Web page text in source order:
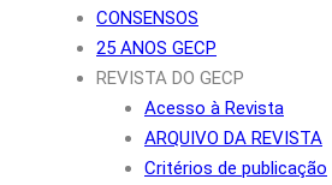
CONSENSOS
25 ANOS GECP
REVISTA DO GECP
Acesso à Revista
ARQUIVO DA REVISTA
Critérios de publicação